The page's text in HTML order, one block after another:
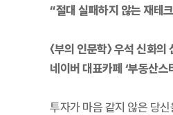
“절대 실패하지 않는 재테
〈부의 인문학〉 우석 신화
네이버 대표카페 ‘부동산스
투자가 마음 같지 않은 당